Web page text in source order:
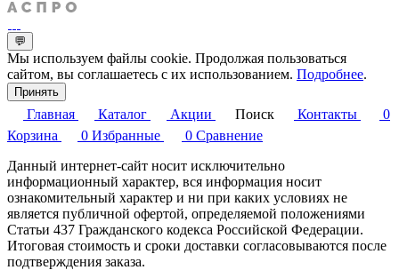
💬
Мы используем файлы cookie. Продолжая пользоваться
сайтом, вы соглашаетесь с их использованием. Подробнее.
Принять
Главная Каталог Акции Поиск Контакты
0
Корзина
0 Избранные 0 Сравнение
Данный интернет-сайт носит исключительно
информационный характер, вся информация носит
ознакомительный характер и ни при каких условиях не
является публичной офертой, определяемой положениями
Статьи 437 Гражданского кодекса Российской Федерации.
Итоговая стоимость и сроки доставки согласовываются после
подтверждения заказа.